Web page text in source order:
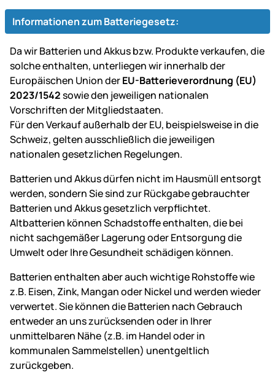
Informationen zum Batteriegesetz:
Da wir Batterien und Akkus bzw. Produkte verkaufen, die
solche enthalten, unterliegen wir innerhalb der
Europäischen Union derEU-Batterieverordnung (EU)
2023/1542sowie den jeweiligen nationalen
Vorschriften der Mitgliedstaaten.
Für den Verkauf außerhalb der EU, beispielsweise in die
Schweiz, gelten ausschließlich die jeweiligen
nationalen gesetzlichen Regelungen.
Batterien und Akkus dürfen nicht im Hausmüll entsorgt
werden, sondern Sie sind zur Rückgabe gebrauchter
Batterien und Akkus gesetzlich verpflichtet.
Altbatterien können Schadstoffe enthalten, die bei
nicht sachgemäßer Lagerung oder Entsorgung die
Umwelt oder Ihre Gesundheit schädigen können.
Batterien enthalten aber auch wichtige Rohstoffe wie
z.B. Eisen, Zink, Mangan oder Nickel und werden wieder
verwertet. Sie können die Batterien nach Gebrauch
entweder an uns zurücksenden oder in Ihrer
unmittelbaren Nähe (z.B. im Handel oder in
kommunalen Sammelstellen) unentgeltlich
zurückgeben.